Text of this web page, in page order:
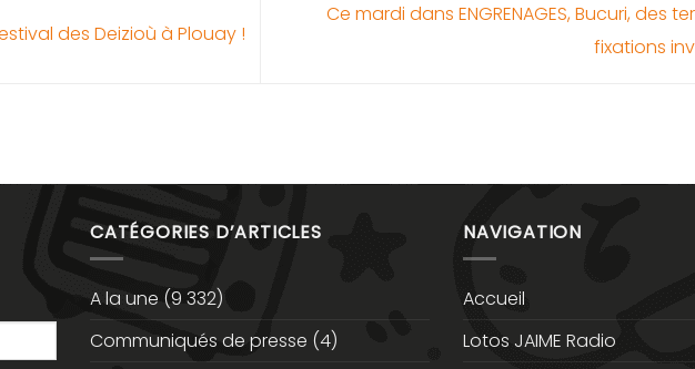
des Deizioù à Plouay !
Ce mardi dans ENGRENAGES, Bucuri, des
fixations
CATÉGORIES D’ARTICLES
A la une (9 332)
Communiqués de presse (4)
NAVIGATION
Accueil
Lotos JAIME Radio